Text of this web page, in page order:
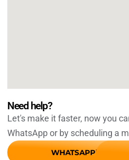
Need help?
Let's make it faster, now you
WhatsApp or by scheduling a
WHATSAPP